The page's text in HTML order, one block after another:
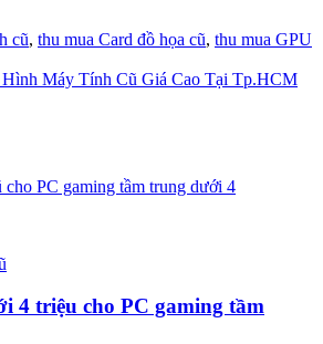
cũ, thu mua Card đồ họa cũ, thu mua GPU
Máy Tính Cũ Giá Cao Tại Tp.HCM
4 triệu cho PC gaming tầm